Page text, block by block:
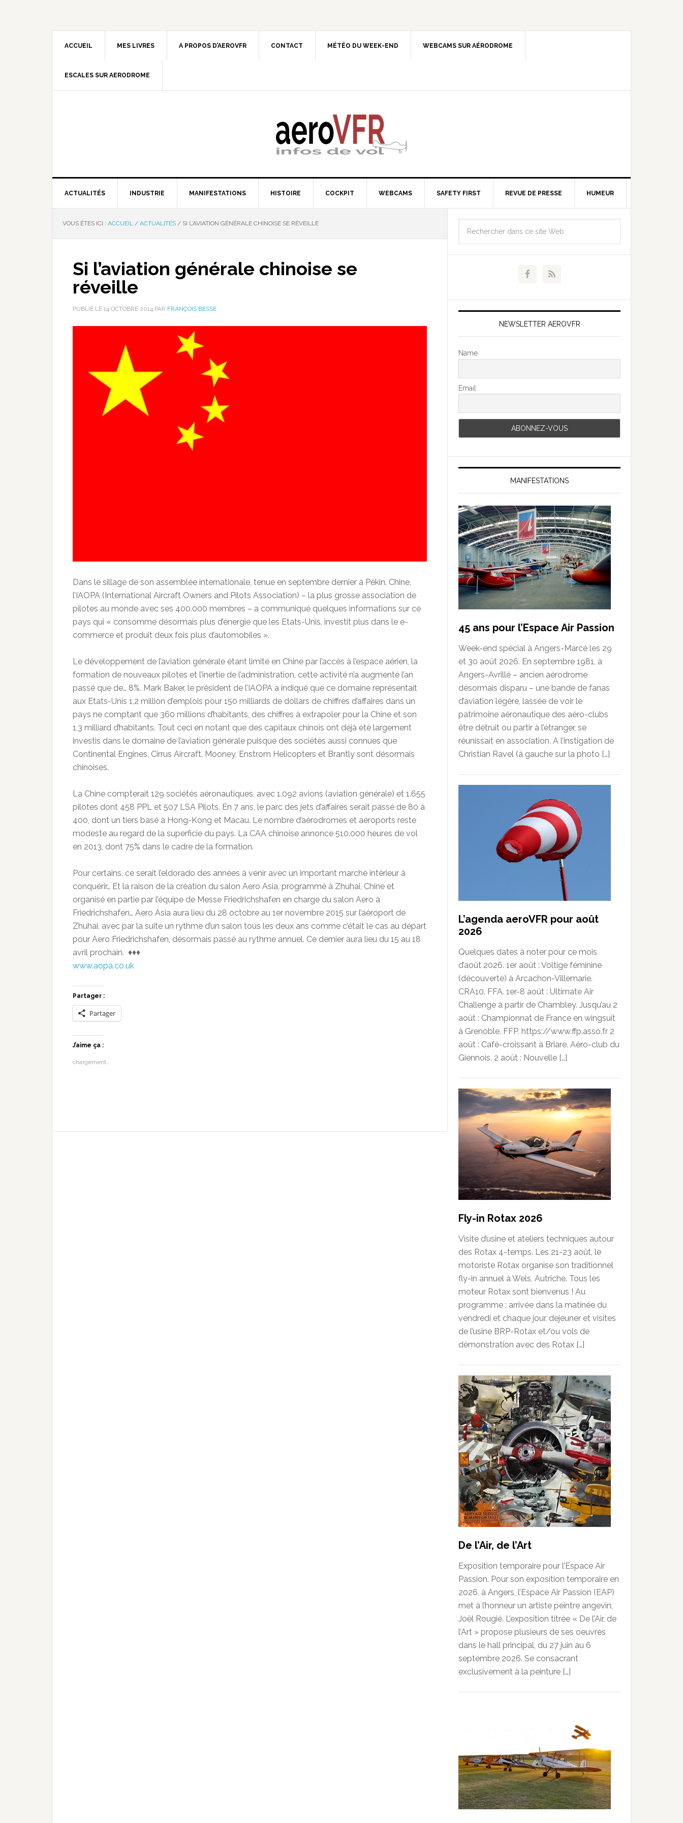
ACCUEIL MES LIVRES A PROPOS D’AEROVFR CONTACT MÉTÉO DU WEEK-END WEBCAMS SUR AÉRODROME
ESCALES SUR AERODROME
ACTUALITÉS INDUSTRIE MANIFESTATIONS HISTOIRE COCKPIT WEBCAMS SAFETY FIRST REVUE DE PRESSE HUMEUR
VOUS ÊTES ICI : ACCUEIL / ACTUALITÉS / SI L’AVIATION GÉNÉRALE CHINOISE SE RÉVEILLE
Si l’aviation générale chinoise se
réveille
PUBLIÉ LE 14 OCTOBRE 2014 PAR FRANÇOIS BESSE
Dans le sillage de son assemblée internationale, tenue en septembre dernier à Pékin, Chine,
l’IAOPA (International Aircraft Owners and Pilots Association) – la plus grosse association de
pilotes au monde avec ses 400.000 membres – a communiqué quelques informations sur ce
pays qui « consomme désormais plus d’énergie que les Etats-Unis, investit plus dans le e-
commerce et produit deux fois plus d’automobiles ».
Le développement de l’aviation générale étant limité en Chine par l’accès à l’espace aérien, la
formation de nouveaux pilotes et l’inertie de l’administration, cette activité n’a augmenté l’an
passé que de… 8%. Mark Baker, le président de l’IAOPA a indiqué que ce domaine représentait
aux Etats-Unis 1,2 million d’emplois pour 150 milliards de dollars de chiffres d’affaires dans un
pays ne comptant que 360 millions d’habitants, des chiffres à extrapoler pour la Chine et son
1,3 milliard d’habitants. Tout ceci en notant que des capitaux chinois ont déjà été largement
investis dans le domaine de l’aviation générale puisque des sociétés aussi connues que
Continental Engines, Cirrus Aircraft, Mooney, Enstrom Helicopters et Brantly sont désormais
chinoises.
La Chine compterait 129 sociétés aéronautiques, avec 1.092 avions (aviation générale) et 1.655
pilotes dont 458 PPL et 507 LSA Pilots. En 7 ans, le parc des jets d’affaires serait passé de 80 à
400, dont un tiers basé à Hong-Kong et Macau. Le nombre d’aérodromes et aéroports reste
modeste au regard de la superficie du pays. La CAA chinoise annonce 510.000 heures de vol
en 2013, dont 75% dans le cadre de la formation.
Pour certains, ce serait l’eldorado des années à venir avec un important marché intérieur à
conquérir… Et la raison de la création du salon Aero Asia, programmé à Zhuhai, Chine et
organisé en partie par l’équipe de Messe Friedrichshafen en charge du salon Aero à
Friedrichshafen… Aero Asia aura lieu du 28 octobre au 1er novembre 2015 sur l’aéroport de
Zhuhai, avec par la suite un rythme d’un salon tous les deux ans comme c’était le cas au départ
pour Aero Friedrichshafen, désormais passé au rythme annuel. Ce dernier aura lieu du 15 au 18
avril prochain. ♦♦♦
www.aopa.co.uk
Partager :
Partager
J’aime ça :
chargement…
NEWSLETTER AEROVFR
Name
Email
MANIFESTATIONS
45 ans pour l’Espace Air Passion
Week-end spécial à Angers-Marcé les 29
et 30 août 2026. En septembre 1981, à
Angers-Avrillé – ancien aérodrome
désormais disparu – une bande de fanas
d’aviation légère, lassée de voir le
patrimoine aéronautique des aéro-clubs
être détruit ou partir à l’étranger, se
réunissait en association. A l’instigation de
Christian Ravel (à gauche sur la photo […]
L’agenda aeroVFR pour août
2026
Quelques dates à noter pour ce mois
d’août 2026. 1er août : Voltige féminine
(découverte) à Arcachon-Villemarie.
CRA10. FFA. 1er-8 août : Ultimate Air
Challenge à partir de Chambley. Jusqu’au 2
août : Championnat de France en wingsuit
à Grenoble. FFP. https://www.ffp.asso.fr 2
août : Café-croissant à Briare. Aéro-club du
Giennois. 2 août : Nouvelle […]
Fly-in Rotax 2026
Visite d’usine et ateliers techniques autour
des Rotax 4-temps. Les 21-23 août, le
motoriste Rotax organise son traditionnel
fly-in annuel à Wels, Autriche. Tous les
moteur Rotax sont bienvenus ! Au
programme : arrivée dans la matinée du
vendredi et chaque jour, dejeuner et visites
de l’usine BRP-Rotax et/ou vols de
démonstration avec des Rotax […]
De l’Air, de l’Art
Exposition temporaire pour l’Espace Air
Passion. Pour son exposition temporaire en
2026, à Angers, l’Espace Air Passion (EAP)
met à l’honneur un artiste peintre angevin,
Joël Rougié. L’exposition titrée « De l’Air, de
l’Art » propose plusieurs de ses oeuvres
dans le hall principal, du 27 juin au 6
septembre 2026. Se consacrant
exclusivement à la peinture […]